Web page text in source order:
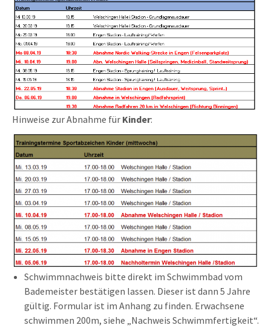
Hinweise zur Abnahme für Kinder:
Schwimmnachweis bitte direkt im Schwimmbad vom
Bademeister bestätigen lassen. Dieser ist dann 5 Jahre
gültig. Formular ist im Anhang zu finden. Erwachsene
schwimmen 200m, siehe „Nachweis Schwimmfertigkeit“.